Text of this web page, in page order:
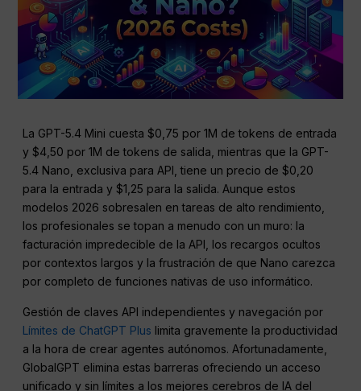
La GPT-5.4 Mini cuesta $0,75 por 1M de tokens de entrada
y $4,50 por 1M de tokens de salida, mientras que la GPT-
5.4 Nano, exclusiva para API, tiene un precio de $0,20
para la entrada y $1,25 para la salida. Aunque estos
modelos 2026 sobresalen en tareas de alto rendimiento,
los profesionales se topan a menudo con un muro: la
facturación impredecible de la API, los recargos ocultos
por contextos largos y la frustración de que Nano carezca
por completo de funciones nativas de uso informático.
Gestión de claves API independientes y navegación por
Límites de ChatGPT Plus limita gravemente la productividad
a la hora de crear agentes autónomos. Afortunadamente,
GlobalGPT elimina estas barreras ofreciendo un acceso
unificado y sin límites a los mejores cerebros de IA del